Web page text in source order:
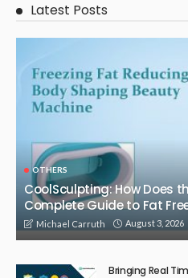
Latest Posts
OTHERS
CoolSculpting: How Does
Complete Guide to Fat
Michael Carruth August 3, 2026
Bringing Real